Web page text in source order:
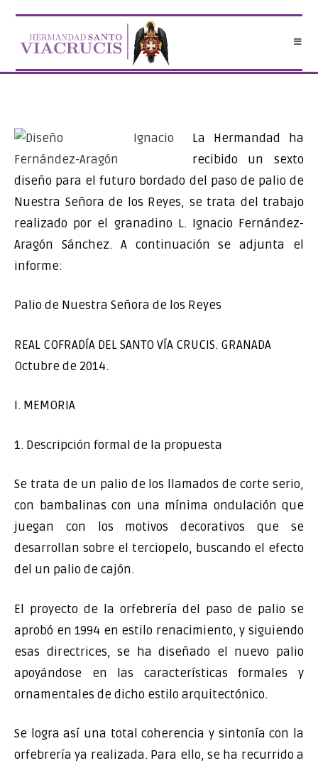
contenido
La Hermandad ha
recibido un sexto
diseño para el futuro bordado del paso de palio de
Nuestra Señora de los Reyes, se trata del trabajo
realizado por el granadino L. Ignacio Fernández-
Aragón Sánchez. A continuación se adjunta el
informe:
Palio de Nuestra Señora de los Reyes
REAL COFRADÍA DEL SANTO VÍA CRUCIS. GRANADA
Octubre de 2014.
I. MEMORIA
1. Descripción formal de la propuesta
Se trata de un palio de los llamados de corte serio,
con bambalinas con una mínima ondulación que
juegan con los motivos decorativos que se
desarrollan sobre el terciopelo, buscando el efecto
del un palio de cajón.
El proyecto de la orfebrería del paso de palio se
aprobó en 1994 en estilo renacimiento, y siguiendo
esas directrices, se ha diseñado el nuevo palio
apoyándose en las características formales y
ornamentales de dicho estilo arquitectónico.
Se logra así una total coherencia y sintonía con la
orfebrería ya realizada. Para ello, se ha recurrido a